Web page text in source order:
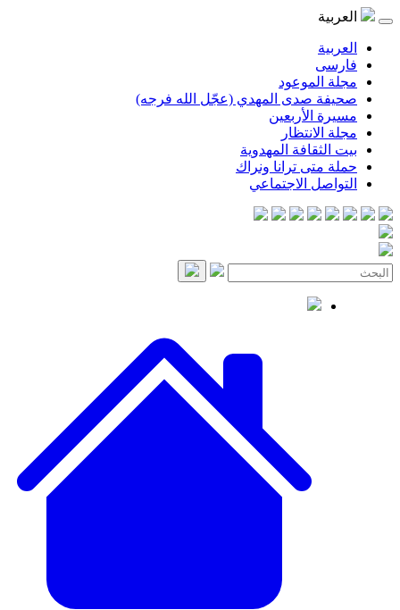
العربية
العربية
فارسی
مجلة الموعود
صحيفة صدى المهدي (عجّل الله فرجه)
مسيرة الأربعين
مجلة الانتظار
بيت الثقافة المهدوية
حملة متى ترانا ونراك
التواصل الاجتماعي